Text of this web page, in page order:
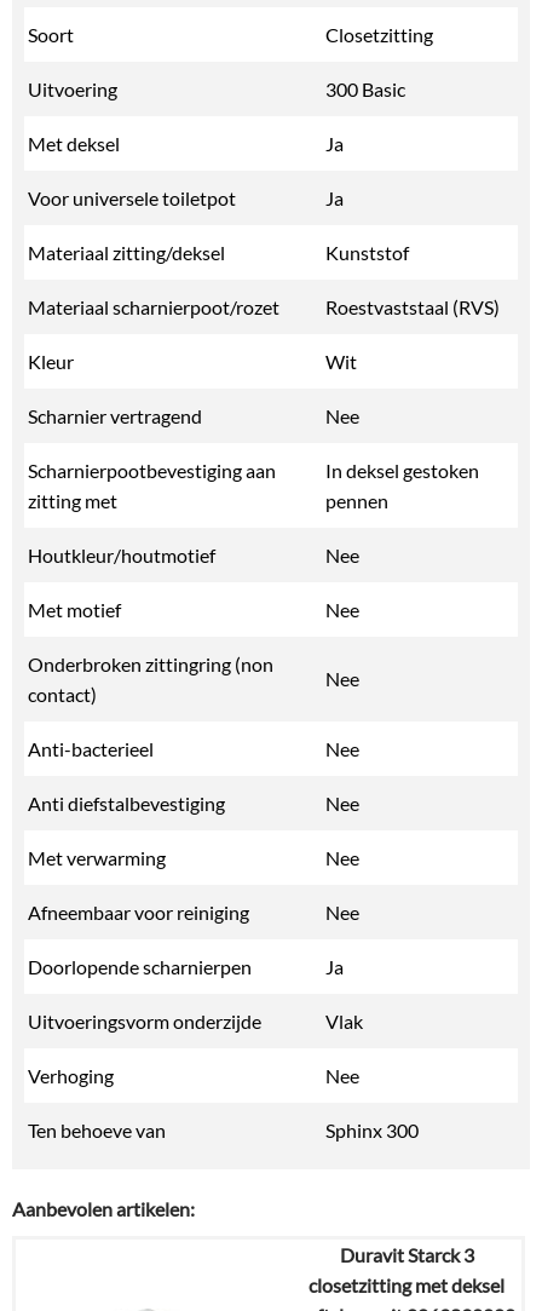
Soort Closetzitting
Uitvoering 300 Basic
Met deksel Ja
Voor universele toiletpot Ja
Materiaal zitting/deksel Kunststof
Materiaal scharnierpoot/rozet Roestvaststaal (RVS)
Kleur Wit
Scharnier vertragend Nee
Scharnierpootbevestiging aan
zitting met
In deksel gestoken
pennen
Houtkleur/houtmotief Nee
Met motief Nee
Onderbroken zittingring (non
contact)
Nee
Anti-bacterieel Nee
Anti diefstalbevestiging Nee
Met verwarming Nee
Afneembaar voor reiniging Nee
Doorlopende scharnierpen Ja
Uitvoeringsvorm onderzijde Vlak
Verhoging Nee
Ten behoeve van Sphinx 300
Aanbevolen artikelen:
Duravit Starck 3
closetzitting met deksel